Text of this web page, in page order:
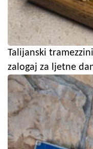
Talijanski
zalogaj za ljetne